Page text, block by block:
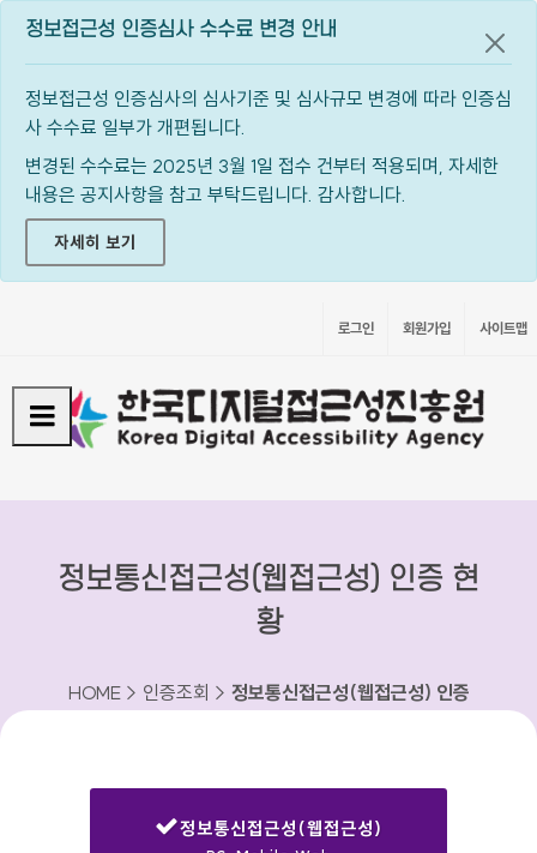
정보접근성 인증심사 수수료 변경 안내
정보접근성 인증심사의 심사기준 및 심사규모 변경에 따라 인증심
사 수수료 일부가 개편됩니다.
변경된 수수료는 2025년 3월 1일 접수 건부터 적용되며, 자세한
내용은 공지사항을 참고 부탁드립니다. 감사합니다.
자세히 보기
공지
로그인 회원가입 사이트맵
정보통신접근성(웹접근성) 인증 현
황
HOME > 인증조회 > 정보통신접근성(웹접근성) 인증
정보통신접근성(웹접근성)